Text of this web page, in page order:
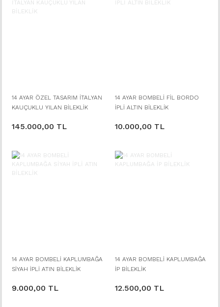
14 AYAR ÖZEL TASARIM İTALYAN
KAUÇUKLU YILAN BİLEKLİK
145.000,00 TL
14 AYAR BOMBELİ FİL BORDO
İPLİ ALTIN BİLEKLİK
10.000,00 TL
14 AYAR BOMBELİ KAPLUMBAĞA
SİYAH İPLİ ATIN BİLEKLİK
9.000,00 TL
14 AYAR BOMBELİ KAPLUMBAĞA
İP BİLEKLİK
12.500,00 TL